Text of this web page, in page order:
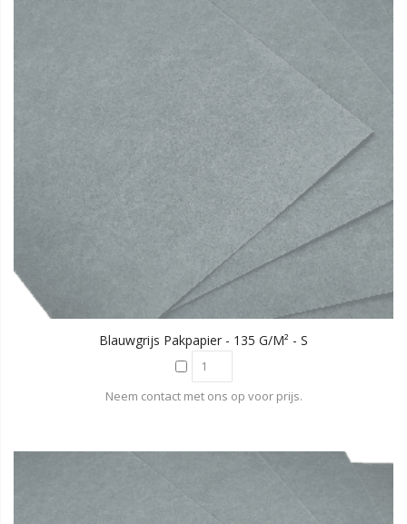
Blauwgrijs Pakpapier - 135 G/m² - S
Neem contact met ons op voor prijs.